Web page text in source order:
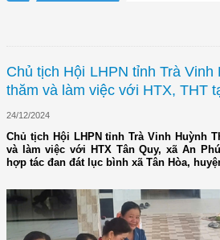
Chủ tịch Hội LHPN tỉnh Trà
thăm và làm việc với HTX, THT
24/12/2024
Chủ tịch Hội LHPN tỉnh Trà Vinh Huỳnh
và làm việc với HTX Tân Quy, xã An
hợp tác đan đát lục bình xã Tân Hòa,